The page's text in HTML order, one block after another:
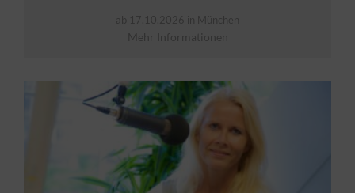
ab 17.10.2026 in München
Mehr Informationen